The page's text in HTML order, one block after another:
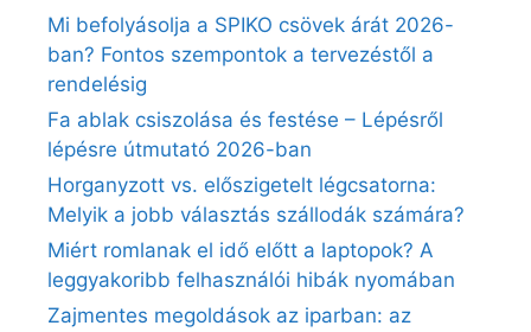
Mi befolyásolja a SPIKO csövek árát 2026-
ban? Fontos szempontok a tervezéstől a
rendelésig
Fa ablak csiszolása és festése – Lépésről
lépésre útmutató 2026-ban
Horganyzott vs. előszigetelt légcsatorna:
Melyik a jobb választás szállodák számára?
Miért romlanak el idő előtt a laptopok? A
leggyakoribb felhasználói hibák nyomában
Zajmentes megoldások az iparban: az